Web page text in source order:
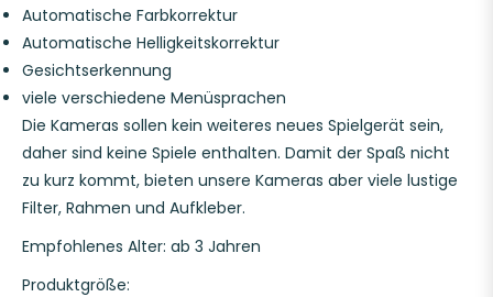
Automatische Farbkorrektur
Automatische Helligkeitskorrektur
Gesichtserkennung
viele verschiedene Menüsprachen
Die Kameras sollen kein weiteres neues Spielgerät sein,
daher sind keine Spiele enthalten. Damit der Spaß nicht
zu kurz kommt, bieten unsere Kameras aber viele lustige
Filter, Rahmen und Aufkleber.
Empfohlenes Alter: ab 3 Jahren
Produktgröße: